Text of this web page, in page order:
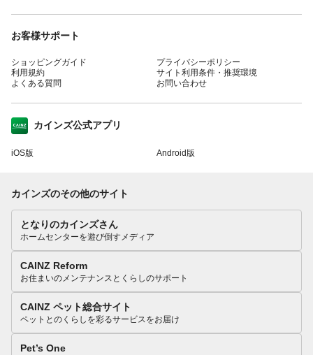
お客様サポート
ショッピングガイド
利用規約
よくある質問
プライバシーポリシー
サイト利用条件・推奨環境
お問い合わせ
カインズ公式アプリ
iOS版 Android版
カインズのその他のサイト
となりのカインズさん
ホームセンターを遊び倒すメディア
CAINZ Reform
お住まいのメンテナンスとくらしのサポート
CAINZ ペット総合サイト
ペットとのくらしを彩るサービスをお届け
Pet’s One